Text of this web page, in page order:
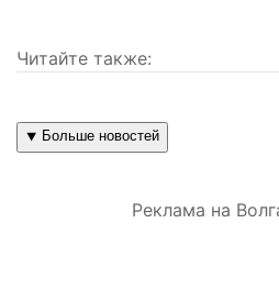
Читайте также:
⯆ Больше новостей
Реклама на